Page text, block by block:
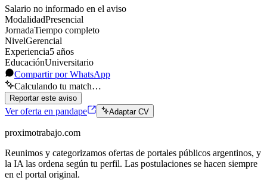
Salario no informado en el aviso
ModalidadPresencial
JornadaTiempo completo
NivelGerencial
Experiencia5 años
EducaciónUniversitario
Compartir por WhatsApp
Calculando tu match…
Reportar este aviso
Ver oferta en pandape Adaptar CV
proximotrabajo.com
Reunimos y categorizamos ofertas de portales públicos argentinos, y
la IA las ordena según tu perfil. Las postulaciones se hacen siempre
en el portal original.